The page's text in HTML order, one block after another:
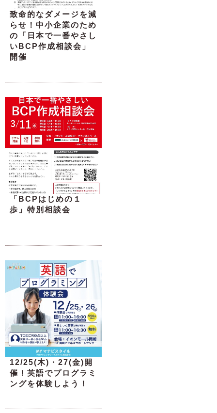
致命的なダメージを減
らせ！中小企業のため
の「日本で一番やさし
いBCP作成相談会」
開催
「BCPはじめの１
歩」特別相談会
12/25(木)・27(金)開
催！英語でプログラミ
ングを体験しよう！